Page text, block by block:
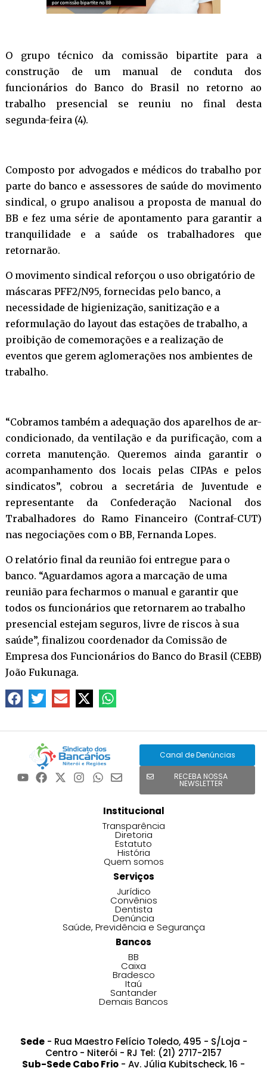
O grupo técnico da comissão bipartite para a
construção de um manual de conduta dos
funcionários do Banco do Brasil no retorno ao
trabalho presencial se reuniu no final desta
segunda-feira (4).
Composto por advogados e médicos do trabalho por
parte do banco e assessores de saúde do movimento
sindical, o grupo analisou a proposta de manual do
BB e fez uma série de apontamento para garantir a
tranquilidade e a saúde os trabalhadores que
retornarão.
O movimento sindical reforçou o uso obrigatório de
máscaras PFF2/N95, fornecidas pelo banco, a
necessidade de higienização, sanitização e a
reformulação do layout das estações de trabalho, a
proibição de comemorações e a realização de
eventos que gerem aglomerações nos ambientes de
trabalho.
“Cobramos também a adequação dos aparelhos de ar-
condicionado, da ventilação e da purificação, com a
correta manutenção. Queremos ainda garantir o
acompanhamento dos locais pelas CIPAs e pelos
sindicatos”, cobrou a secretária de Juventude e
representante da Confederação Nacional dos
Trabalhadores do Ramo Financeiro (Contraf-CUT)
nas negociações com o BB, Fernanda Lopes.
O relatório final da reunião foi entregue para o
banco. “Aguardamos agora a marcação de uma
reunião para fecharmos o manual e garantir que
todos os funcionários que retornarem ao trabalho
presencial estejam seguros, livre de riscos à sua
saúde”, finalizou coordenador da Comissão de
Empresa dos Funcionários do Banco do Brasil (CEBB)
João Fukunaga.
Canal de Denúncias
RECEBA NOSSA
NEWSLETTER
Institucional
Transparência
Diretoria
Estatuto
História
Quem somos
Serviços
Jurídico
Convênios
Dentista
Denúncia
Saúde, Previdência e Segurança
Bancos
BB
Caixa
Bradesco
Itaú
Santander
Demais Bancos
Sede- Rua Maestro Felício Toledo, 495 - S/Loja -
Centro - Niterói - RJ Tel: (21) 2717-2157
Sub-Sede Cabo Frio - Av. Júlia Kubitscheck, 16 -